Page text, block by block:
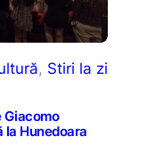
, Stiri la zi
Giacomo
la Hunedoara